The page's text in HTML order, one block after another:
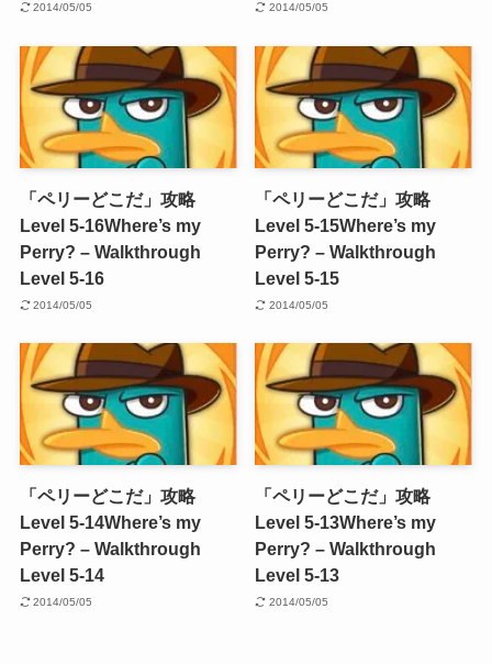
2014/05/05 2014/05/05
「ペリーどこだ」攻略
Level 5-16Where’s my
Perry? – Walkthrough
Level 5-16
2014/05/05
「ペリーどこだ」攻略
Level 5-15Where’s my
Perry? – Walkthrough
Level 5-15
2014/05/05
「ペリーどこだ」攻略
Level 5-14Where’s my
Perry? – Walkthrough
Level 5-14
2014/05/05
「ペリーどこだ」攻略
Level 5-13Where’s my
Perry? – Walkthrough
Level 5-13
2014/05/05